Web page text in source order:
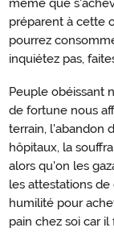
même que
préparent à cette
pourrez
inquiétez pas,
Peuple obéissant
de fortune nous
terrain, l'abandon
hôpitaux, la
alors qu'on les
les attestations
humilité pour
pain chez soi car